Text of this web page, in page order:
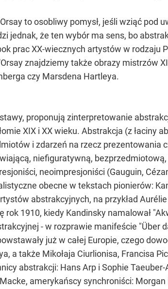
to osobliwy pomysł, jeśli wziąć pod
jednak, że ten wybór ma sens, bo
prac XX-wiecznych artystów w rodzaju
znajdziemy także obrazy mistrzów
czy Marsdena Hartleya.
proponują zinterpretowanie
XIX i XX wieku. Abstrakcja (z łaciny
i zdarzeń na rzecz prezentowania
niefiguratywną,
neoimpresjoniści (Gauguin,
obecne w tekstach pionierów:
abstrakcyjnych, na przykład
1910, kiedy Kandinsky namalował
- w rozprawie manifeście "Über
już w całej Europie, czego
a także Mikołaja Ciurlionisa, Francisa
abstrakcji: Hans Arp i Sophie
amerykańscy synchroniści: